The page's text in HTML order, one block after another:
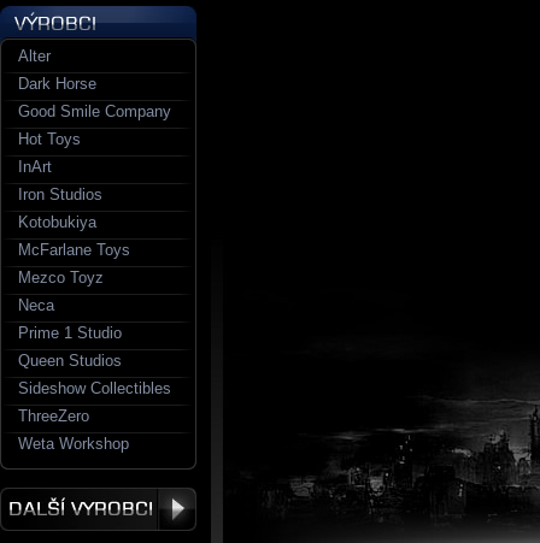
Alter
Dark Horse
Good Smile Company
Hot Toys
InArt
Iron Studios
Kotobukiya
McFarlane Toys
Mezco Toyz
Neca
Prime 1 Studio
Queen Studios
Sideshow Collectibles
ThreeZero
Weta Workshop